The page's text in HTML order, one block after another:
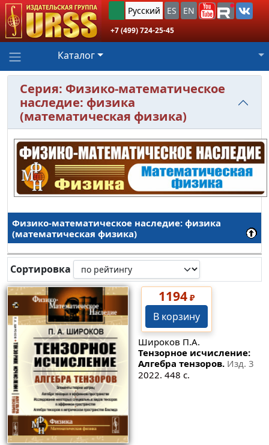
Русский ES EN
+7 (499) 724-25-45
Каталог
Серия: Физико-математическое
наследие: физика
(математическая физика)
Физико-математическое наследие: физика
(математическая физика)
Сортировка
1194₽
В корзину
Широков П.А.
Тензорное исчисление:
Алгебра тензоров. Изд. 3
2022. 448 с.